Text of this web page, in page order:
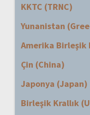
KKTC (TRNC)
Yunanistan
Amerika Birleşik
Çin (China)
Japonya (Japan)
Birleşik Krallık